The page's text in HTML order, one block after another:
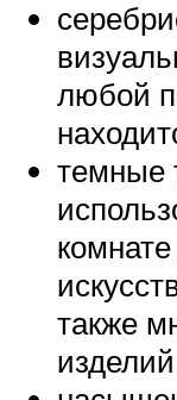
любой
темные
также